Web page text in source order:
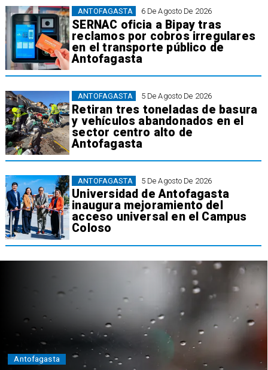
6 De Agosto De 2026
SERNAC oficia a Bipay tras
reclamos por cobros irregulares
en el transporte público de
Antofagasta
ANTOFAGASTA
5 De Agosto De 2026
Retiran tres toneladas de basura
y vehículos abandonados en el
sector centro alto de
Antofagasta
ANTOFAGASTA
5 De Agosto De 2026
Universidad de Antofagasta
inaugura mejoramiento del
acceso universal en el Campus
Coloso
ANTOFAGASTA
Antofagasta